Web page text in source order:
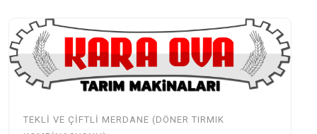
TEKLI VE ÇIFTLI MERDANE (DÖNER TIRMIK